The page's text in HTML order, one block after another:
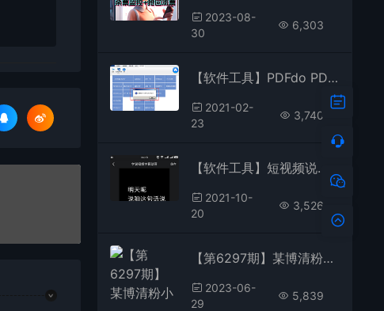
2023-08-
30
6,303
【软件工具】PDFdo PDF转换器 v3.0 正式版绿色破解版
2021-02-
23
3,740
【软件工具】短视频说话变成字幕的软件
2021-10-
20
3,526
【第6297期】某博清粉小工具-僵尸粉管理小软件（教程+软件）
2023-06-
29
5,839